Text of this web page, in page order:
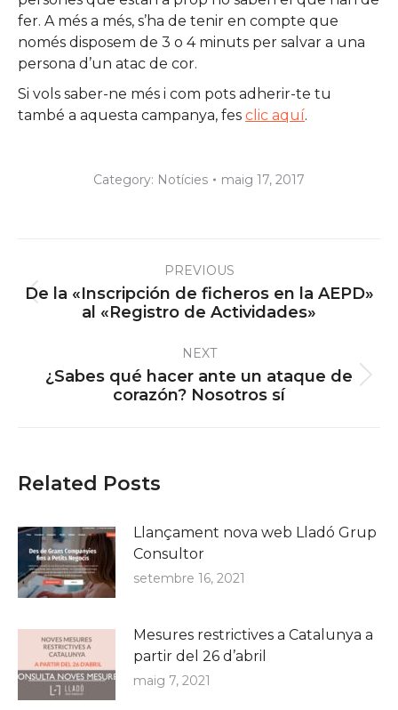
fer. A més a més, s’ha de tenir en compte que
només disposem de 3 o 4 minuts per salvar a una
persona d’un atac de cor.
Si vols saber-ne més i com pots adherir-te tu
també a aquesta campanya, fes clic aquí.
Category: Notícies maig 17, 2017
navigationPREVIOUS
Previous
post:
De la «Inscripción de ficheros en la AEPD»
al «Registro de Actividades»
NEXT
Next
post:
¿Sabes qué hacer ante un ataque de
corazón? Nosotros sí
Related Posts
Llançament nova web Lladó Grup
Consultor
setembre 16, 2021
Mesures restrictives a Catalunya a
partir del 26 d’abril
maig 7, 2021